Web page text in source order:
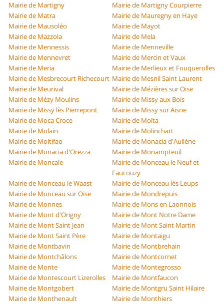
Mairie de Martigny
Mairie de Martigny Courpierre
Mairie de Matra
Mairie de Mauregny en Haye
Mairie de Mausoléo
Mairie de Mayot
Mairie de Mazzola
Mairie de Mela
Mairie de Mennessis
Mairie de Menneville
Mairie de Mennevret
Mairie de Mercin et Vaux
Mairie de Meria
Mairie de Merlieux et Fouquerolles
Mairie de Mesbrecourt Richecourt Mairie de Mesnil Saint Laurent
Mairie de Meurival
Mairie de Mézières sur Oise
Mairie de Mézy Moulins
Mairie de Missy aux Bois
Mairie de Missy lès Pierrepont
Mairie de Missy sur Aisne
Mairie de Moca Croce
Mairie de Moïta
Mairie de Molain
Mairie de Molinchart
Mairie de Moltifao
Mairie de Monacia d'Aullène
Mairie de Monacia d'Orezza
Mairie de Monampteuil
Mairie de Moncale
Mairie de Monceau le Neuf et
Faucouzy
Mairie de Monceau le Waast
Mairie de Monceau lès Leups
Mairie de Monceau sur Oise
Mairie de Mondrepuis
Mairie de Monnes
Mairie de Mons en Laonnois
Mairie de Mont d'Origny
Mairie de Mont Notre Dame
Mairie de Mont Saint Jean
Mairie de Mont Saint Martin
Mairie de Mont Saint Père
Mairie de Montaigu
Mairie de Montbavin
Mairie de Montbrehain
Mairie de Montchâlons
Mairie de Montcornet
Mairie de Monte
Mairie de Montegrosso
Mairie de Montescourt Lizerolles
Mairie de Montfaucon
Mairie de Montgobert
Mairie de Montgru Saint Hilaire
Mairie de Monthenault
Mairie de Monthiers